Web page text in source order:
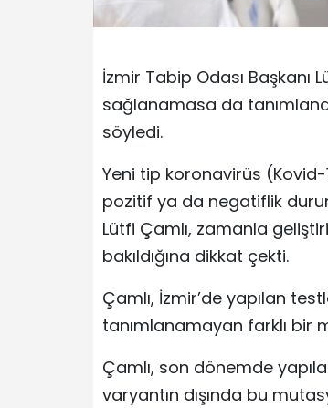
İzmir Tabip Odası Başkanı
sağlanamasa da
söyledi.
Yeni tip koronavirüs (Kovid-
pozitif ya da negatiflik
Lütfi Çamlı, zamanla
bakıldığına dikkat çekti.
Çamlı, İzmir’de yapılan
tanımlanamayan farklı bir
Çamlı, son dönemde
varyantın dışında bu